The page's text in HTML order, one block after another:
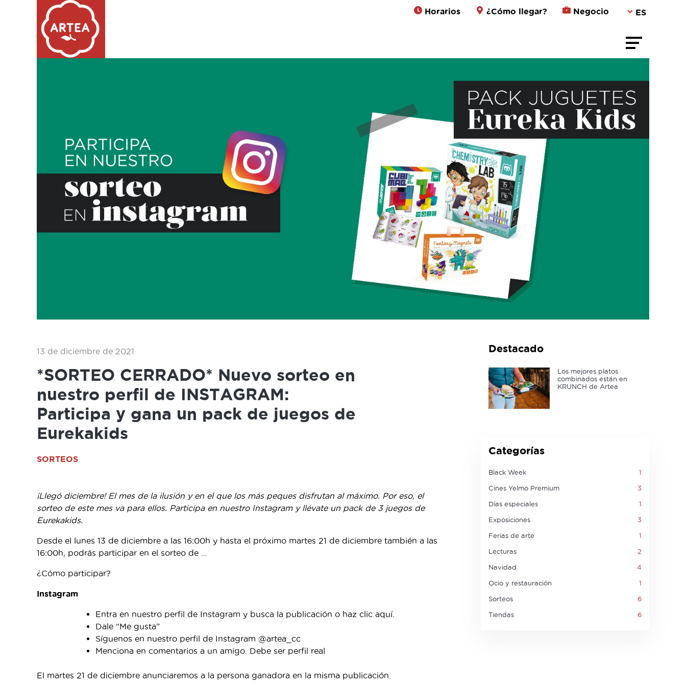
Horarios ¿Cómo llegar? Negocio ES
13 de diciembre de 2021
*SORTEO CERRADO* Nuevo sorteo en
nuestro perfil de INSTAGRAM:
Participa y gana un pack de juegos de
Eurekakids
SORTEOS
¡Llegó diciembre! El mes de la ilusión y en el que los más peques disfrutan al máximo. Por eso, el
sorteo de este mes va para ellos. Participa en nuestro Instagram y llévate un pack de 3 juegos de
Eurekakids.
Desde el lunes 13 de diciembre a las 16:00h y hasta el próximo martes 21 de diciembre también a las
16:00h, podrás participar en el sorteo de …
¿Cómo participar?
Instagram
Entra en nuestro perfil de Instagram y busca la publicación o haz clic aquí.
Dale “Me gusta”
Síguenos en nuestro perfil de Instagram @artea_cc
Menciona en comentarios a un amigo. Debe ser perfil real
El martes 21 de diciembre anunciaremos a la persona ganadora en la misma publicación.
Destacado
Los mejores platos
combinados están en
KRUNCH de Artea
Categorías
Black Week 1
Cines Yelmo Premium 3
Días especiales 1
Exposiciones 3
Ferias de arte 1
Lecturas 2
Navidad 4
Ocio y restauración 1
Sorteos 6
Tiendas 6